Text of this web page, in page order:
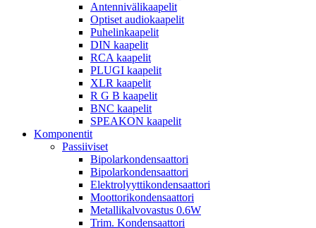
Antennivälikaapelit
Optiset audiokaapelit
Puhelinkaapelit
DIN kaapelit
RCA kaapelit
PLUGI kaapelit
XLR kaapelit
R G B kaapelit
BNC kaapelit
SPEAKON kaapelit
Komponentit
Passiiviset
Bipolarkondensaattori
Bipolarkondensaattori
Elektrolyyttikondensaattori
Moottorikondensaattori
Metallikalvovastus 0.6W
Trim. Kondensaattori